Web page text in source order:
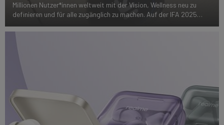
Millionen Nutzer*innen weltweit mit der Vision, Wellness neu zu
definieren und für alle zugänglich zu machen. Auf der IFA 2025
Innovationen, die...